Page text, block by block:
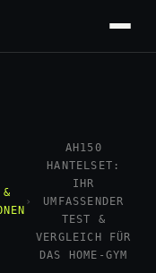
&
›
AH150
HANTELSET:
IHR
UMFASSENDER
TEST &
VERGLEICH FÜR
DAS HOME-GYM